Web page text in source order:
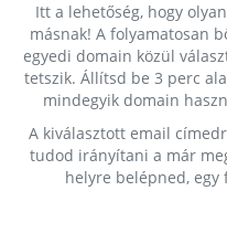
Itt a lehetőség, hogy
másnak! A folyamatosan
egyedi domain közül
tetszik. Állítsd be 3 perc
mindegyik domain
A kiválasztott email
tudod irányítani a már
helyre belépned,